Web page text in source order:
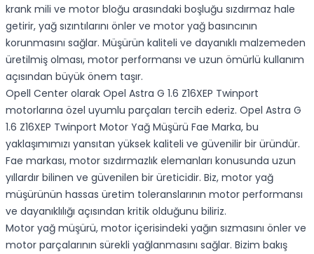
krank mili ve motor bloğu arasındaki boşluğu sızdırmaz hale
getirir, yağ sızıntılarını önler ve motor yağ basıncının
korunmasını sağlar. Müşürün kaliteli ve dayanıklı malzemeden
üretilmiş olması, motor performansı ve uzun ömürlü kullanım
açısından büyük önem taşır.
Opell Center olarak Opel Astra G 1.6 Z16XEP Twinport
motorlarına özel uyumlu parçaları tercih ederiz. Opel Astra G
1.6 Z16XEP Twinport Motor Yağ Müşürü Fae Marka, bu
yaklaşımımızı yansıtan yüksek kaliteli ve güvenilir bir üründür.
Fae markası, motor sızdırmazlık elemanları konusunda uzun
yıllardır bilinen ve güvenilen bir üreticidir. Biz, motor yağ
müşürünün hassas üretim toleranslarının motor performansı
ve dayanıklılığı açısından kritik olduğunu biliriz.
Motor yağ müşürü, motor içerisindeki yağın sızmasını önler ve
motor parçalarının sürekli yağlanmasını sağlar. Bizim bakış